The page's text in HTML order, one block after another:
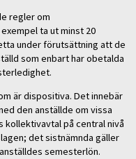
regler om
ta ut minst 20
under förutsättning att de
som enbart har obetalda
är dispositiva. Det innebär
den anställde om vissa
på central nivå
det sistnämnda gäller
semesterlön.